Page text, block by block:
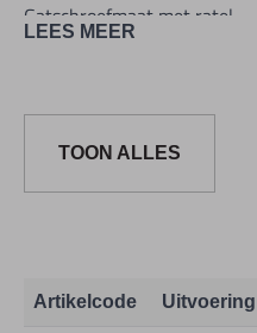
Gatschroefmaat met ratel.
van blinde gaten met groot
LEES MEER
TOON ALLES
Artikelcode Uitvoering